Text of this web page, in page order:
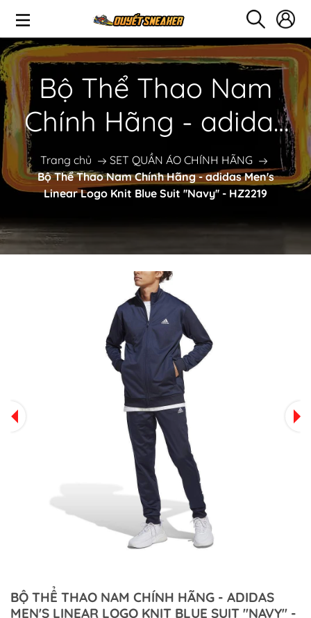
Bộ Thể Thao Nam
Chính Hãng - adidas
Men's Linear Logo
Knit Blue Suit ''Navy''
- HZ2219
Trang chủ
SET QUẦN ÁO CHÍNH HÃNG
Bộ Thể Thao Nam Chính Hãng - adidas Men's
Linear Logo Knit Blue Suit ''Navy'' - HZ2219
BỘ THỂ THAO NAM CHÍNH HÃNG - ADIDAS
MEN'S LINEAR LOGO KNIT BLUE SUIT ''NAVY'' -